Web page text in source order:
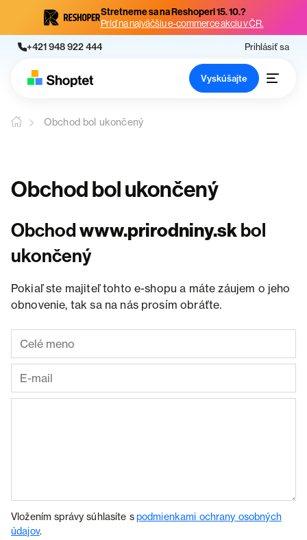
Stretneme sa na Reshoperi 15. 10.?
Príď na najväčšiu e-commerce akciu v ČR.
+421 948 922 444 Prihlásiť sa
Vyskúšajte
Obchod bol ukončený
Obchod bol ukončený
Obchodwww.prirodniny.skbol
ukončený
Pokiaľ ste majiteľ tohto e-shopu a máte záujem o jeho
obnovenie, tak sa na nás prosím obráťte.
Vložením správy súhlasíte spodmienkami ochrany osobných
údajov.